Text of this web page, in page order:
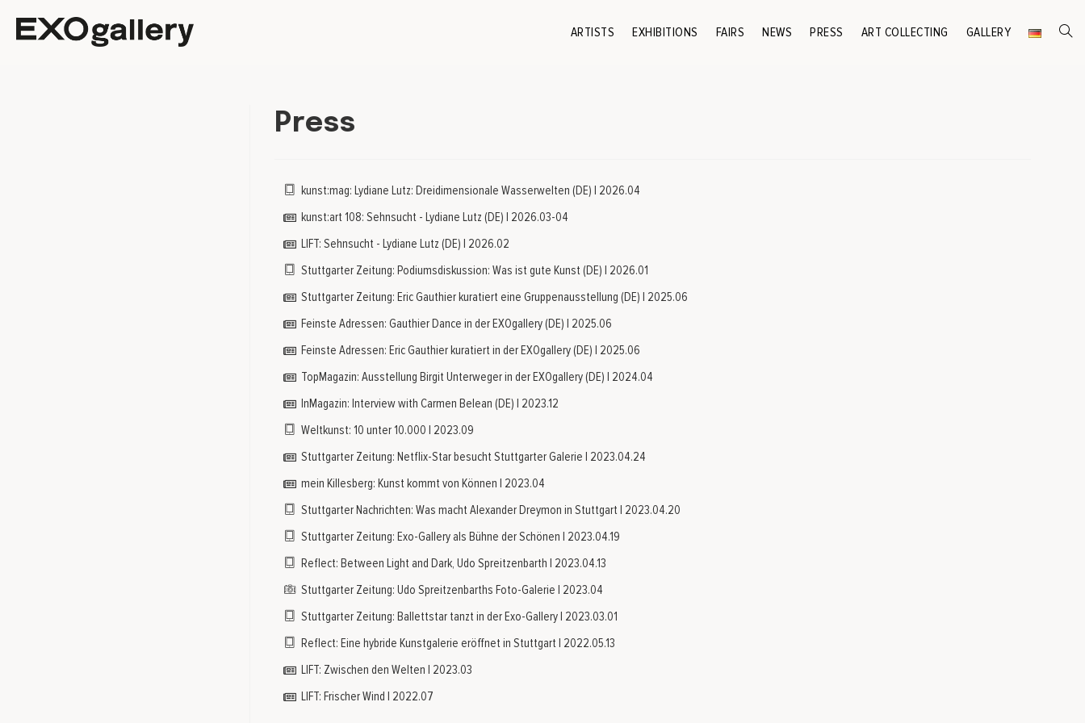
ARTISTS EXHIBITIONS FAIRS NEWS PRESS ART COLLECTING GALLERY
Press
kunst:mag: Lydiane Lutz: Dreidimensionale Wasserwelten (DE) | 2026.04
kunst:art 108: Sehnsucht - Lydiane Lutz (DE) | 2026.03-04
LIFT: Sehnsucht - Lydiane Lutz (DE) | 2026.02
Stuttgarter Zeitung: Podiumsdiskussion: Was ist gute Kunst (DE) | 2026.01
Stuttgarter Zeitung: Eric Gauthier kuratiert eine Gruppenausstellung (DE) | 2025.06
Feinste Adressen: Gauthier Dance in der EXOgallery (DE) | 2025.06
Feinste Adressen: Eric Gauthier kuratiert in der EXOgallery (DE) | 2025.06
TopMagazin: Ausstellung Birgit Unterweger in der EXOgallery (DE) | 2024.04
InMagazin: Interview with Carmen Belean (DE) | 2023.12
Weltkunst: 10 unter 10.000 | 2023.09
Stuttgarter Zeitung: Netflix-Star besucht Stuttgarter Galerie | 2023.04.24
mein Killesberg: Kunst kommt von Können | 2023.04
Stuttgarter Nachrichten: Was macht Alexander Dreymon in Stuttgart | 2023.04.20
Stuttgarter Zeitung: Exo-Gallery als Bühne der Schönen | 2023.04.19
Reflect: Between Light and Dark, Udo Spreitzenbarth | 2023.04.13
Stuttgarter Zeitung: Udo Spreitzenbarths Foto-Galerie | 2023.04
Stuttgarter Zeitung: Ballettstar tanzt in der Exo-Gallery | 2023.03.01
Reflect: Eine hybride Kunstgalerie eröffnet in Stuttgart | 2022.05.13
LIFT: Zwischen den Welten | 2023.03
LIFT: Frischer Wind | 2022.07